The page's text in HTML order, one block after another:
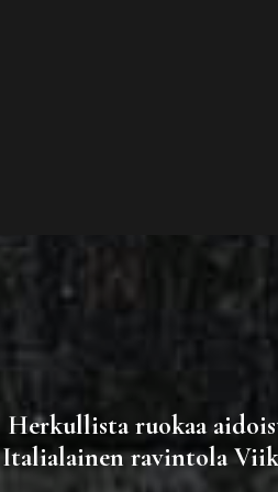
Herkullista ruokaa
Italialainen ravintola